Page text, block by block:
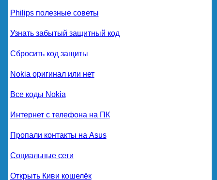
Philips полезные советы
Узнать забытый защитный код
Сбросить код защиты
Nokia оригинал или нет
Все коды Nokia
Интернет с телефона на ПК
Пропали контакты на Asus
Социальные сети
Открыть Киви кошелёк